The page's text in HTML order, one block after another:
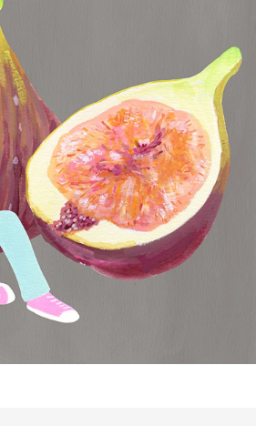
up
ンバーシッププログラム
便利な機能と特典を無料で楽し